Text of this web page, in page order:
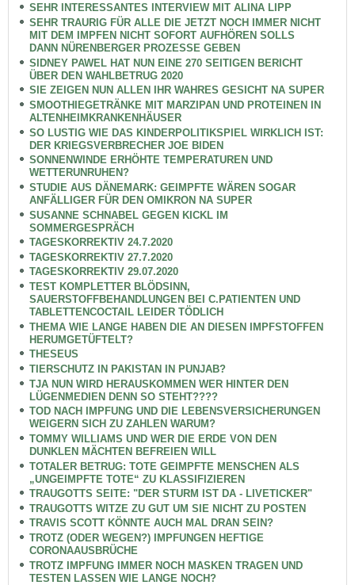
SEHR INTERESSANTES INTERVIEW MIT ALINA LIPP
SEHR TRAURIG FÜR ALLE DIE JETZT NOCH IMMER NICHT
MIT DEM IMPFEN NICHT SOFORT AUFHÖREN SOLLS
DANN NÜRENBERGER PROZESSE GEBEN
SIDNEY PAWEL HAT NUN EINE 270 SEITIGEN BERICHT
ÜBER DEN WAHLBETRUG 2020
SIE ZEIGEN NUN ALLEN IHR WAHRES GESICHT NA SUPER
SMOOTHIEGETRÄNKE MIT MARZIPAN UND PROTEINEN IN
ALTENHEIMKRANKENHÄUSER
SO LUSTIG WIE DAS KINDERPOLITIKSPIEL WIRKLICH IST:
DER KRIEGSVERBRECHER JOE BIDEN
SONNENWINDE ERHÖHTE TEMPERATUREN UND
WETTERUNRUHEN?
STUDIE AUS DÄNEMARK: GEIMPFTE WÄREN SOGAR
ANFÄLLIGER FÜR DEN OMIKRON NA SUPER
SUSANNE SCHNABEL GEGEN KICKL IM
SOMMERGESPRÄCH
TAGESKORREKTIV 24.7.2020
TAGESKORREKTIV 27.7.2020
TAGESKORREKTIV 29.07.2020
TEST KOMPLETTER BLÖDSINN,
SAUERSTOFFBEHANDLUNGEN BEI C.PATIENTEN UND
TABLETTENCOCTAIL LEIDER TÖDLICH
THEMA WIE LANGE HABEN DIE AN DIESEN IMPFSTOFFEN
HERUMGETÜFTELT?
THESEUS
TIERSCHUTZ IN PAKISTAN IN PUNJAB?
TJA NUN WIRD HERAUSKOMMEN WER HINTER DEN
LÜGENMEDIEN DENN SO STEHT????
TOD NACH IMPFUNG UND DIE LEBENSVERSICHERUNGEN
WEIGERN SICH ZU ZAHLEN WARUM?
TOMMY WILLIAMS UND WER DIE ERDE VON DEN
DUNKLEN MÄCHTEN BEFREIEN WILL
TOTALER BETRUG: TOTE GEIMPFTE MENSCHEN ALS
„UNGEIMPFTE TOTE“ ZU KLASSIFIZIEREN
TRAUGOTTS SEITE: "DER STURM IST DA - LIVETICKER"
TRAUGOTTS WITZE ZU GUT UM SIE NICHT ZU POSTEN
TRAVIS SCOTT KÖNNTE AUCH MAL DRAN SEIN?
TROTZ (ODER WEGEN?) IMPFUNGEN HEFTIGE
CORONAAUSBRÜCHE
TROTZ IMPFUNG IMMER NOCH MASKEN TRAGEN UND
TESTEN LASSEN WIE LANGE NOCH?